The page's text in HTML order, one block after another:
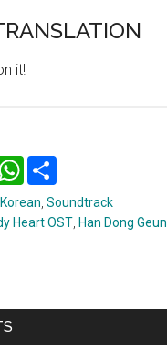
it!
WhatsApp
Korean ,Soundtrack
Heart OST Han Dong Geun